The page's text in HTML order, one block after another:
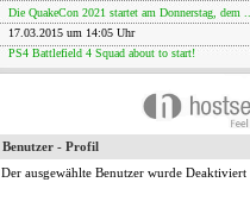
Die QuakeCon 2021 startet am Donnerstag, dem ...
17.03.2015 um 14:05 Uhr
PS4 Battlefield 4 Squad about to start!
Benutzer - Profil
Der ausgewählte Benutzer wurde Deaktiviert